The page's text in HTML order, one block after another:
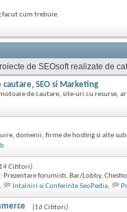
facut cum trebuie.
de SEOsoft realizate de
SEO si Marketing
de cautare, site-uri cu resurse,
domenii, firme de hosting si alte
Cititori)
forumisti, Bar/Lobby,
, Intalniri si Conferinte SeoPedia,
(16 Cititori)